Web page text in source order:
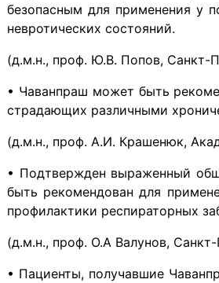
безопасным для применения у
невротических состояний.
(д.м.н., проф. Ю.В. Попов, Санкт-
• Чаванпраш может быть
страдающих различными
(д.м.н., проф. А.И. Крашенюк,
• Подтвержден выраженный
быть рекомендован для
профилактики респираторных
(д.м.н., проф. О.А Валунов,
• Пациенты, получавшие